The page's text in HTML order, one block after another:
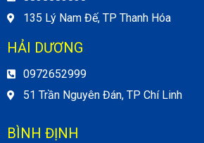
135 Lý Nam Đế, TP Thanh Hóa
HẢI DƯƠNG
0972652999
51 Trần Nguyên Đán, TP Chí Linh
BÌNH ĐỊNH